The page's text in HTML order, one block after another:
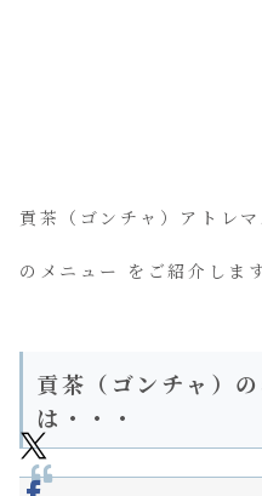
貢茶（ゴンチャ）アトレ
のメニュー をご紹介しま
貢茶（ゴンチャ）
は・・・